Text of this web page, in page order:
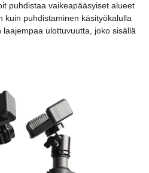
puhdistaa vaikeapääsyiset alueet
kuin puhdistaminen käsityökalulla
laajempaa ulottuvuutta, joko sisällä